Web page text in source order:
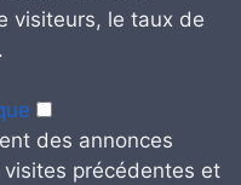
visiteurs, le taux de
des annonces
précédentes et